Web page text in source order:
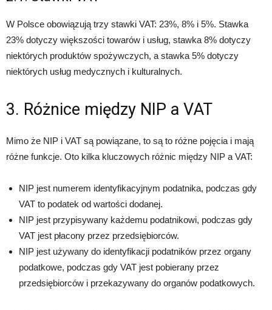
W Polsce obowiązują trzy stawki VAT: 23%, 8% i 5%. Stawka
23% dotyczy większości towarów i usług, stawka 8% dotyczy
niektórych produktów spożywczych, a stawka 5% dotyczy
niektórych usług medycznych i kulturalnych.
3. Różnice między NIP a VAT
Mimo że NIP i VAT są powiązane, to są to różne pojęcia i mają
różne funkcje. Oto kilka kluczowych różnic między NIP a VAT:
NIP jest numerem identyfikacyjnym podatnika, podczas gdy
VAT to podatek od wartości dodanej.
NIP jest przypisywany każdemu podatnikowi, podczas gdy
VAT jest płacony przez przedsiębiorców.
NIP jest używany do identyfikacji podatników przez organy
podatkowe, podczas gdy VAT jest pobierany przez
przedsiębiorców i przekazywany do organów podatkowych.